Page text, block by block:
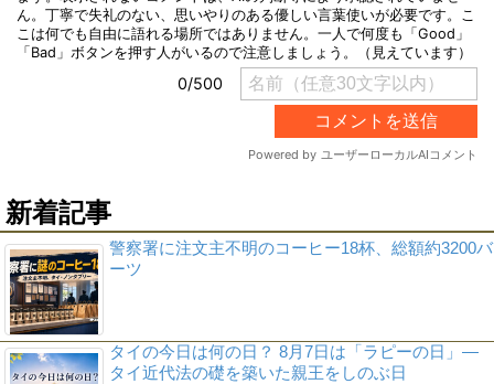
新着記事
警察署に注文主不明のコーヒー18杯、総額約3200バ
ーツ
タイの今日は何の日？ 8月7日は「ラピーの日」―
タイ近代法の礎を築いた親王をしのぶ日